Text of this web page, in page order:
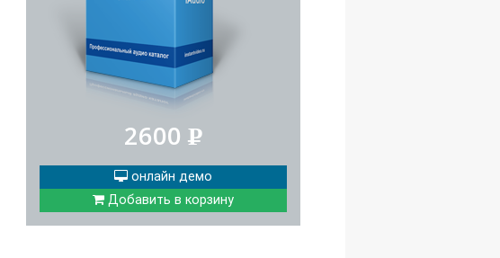
2600 Р
онлайн демо
Добавить в корзину